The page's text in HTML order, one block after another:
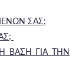
ΣΑΣ;
ΒΑΣΗ ΓΙΑ ΤΗΝ